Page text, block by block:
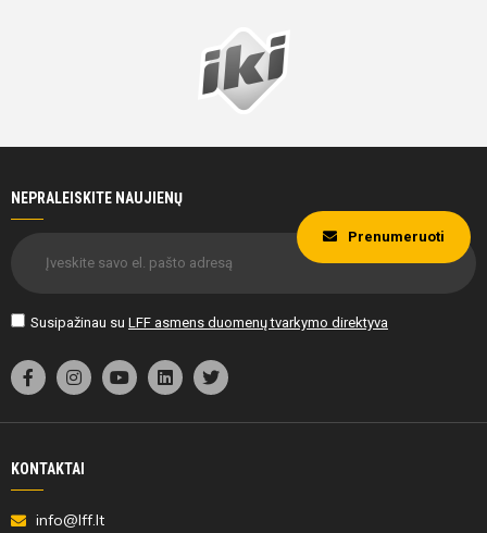
NEPRALEISKITE NAUJIENŲ
Susipažinau su LFF asmens duomenų tvarkymo direktyva
Prenumeruoti
KONTAKTAI
info@lff.lt